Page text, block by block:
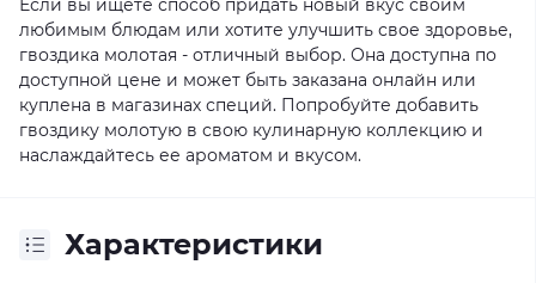
Если вы ищете способ придать новый вкус своим
любимым блюдам или хотите улучшить свое здоровье,
гвоздика молотая - отличный выбор. Она доступна по
доступной цене и может быть заказана онлайн или
куплена в магазинах специй. Попробуйте добавить
гвоздику молотую в свою кулинарную коллекцию и
наслаждайтесь ее ароматом и вкусом.
Характеристики